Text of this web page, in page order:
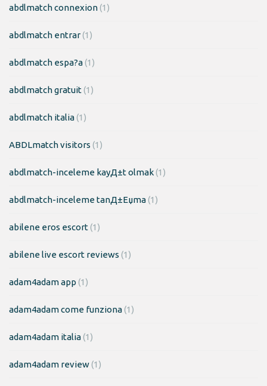
abdlmatch connexion(1)
abdlmatch entrar(1)
abdlmatch espa?a(1)
abdlmatch gratuit(1)
abdlmatch italia(1)
ABDLmatch visitors (1)
abdlmatch-inceleme kayД±t olmak(1)
abdlmatch-inceleme tanД±Еџma(1)
abilene eros escort(1)
abilene live escort reviews (1)
adam4adam app (1)
adam4adam come funziona(1)
adam4adam italia(1)
adam4adam review(1)